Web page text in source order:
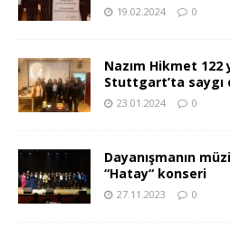
19.02.2024 0
Nazım Hikmet 122
Stuttgart’ta saygı
23.01.2024 0
Dayanışmanın
“Hatay“ konseri
27.11.2023 0